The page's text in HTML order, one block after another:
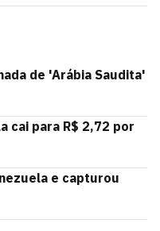
de 'Arábia Saudita'
cai para R$ 2,72 por
e capturou